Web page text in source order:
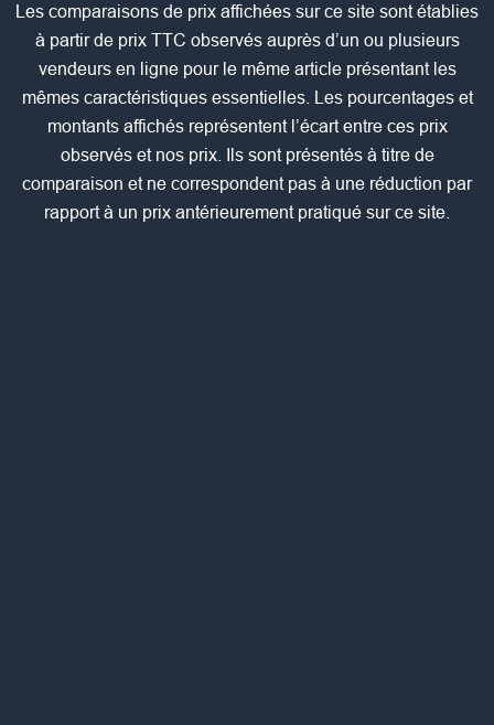
Les comparaisons de prix affichées sur ce site sont établies
à partir de prix TTC observés auprès d’un ou plusieurs
vendeurs en ligne pour le même article présentant les
mêmes caractéristiques essentielles. Les pourcentages et
montants affichés représentent l’écart entre ces prix
observés et nos prix. Ils sont présentés à titre de
comparaison et ne correspondent pas à une réduction par
rapport à un prix antérieurement pratiqué sur ce site.